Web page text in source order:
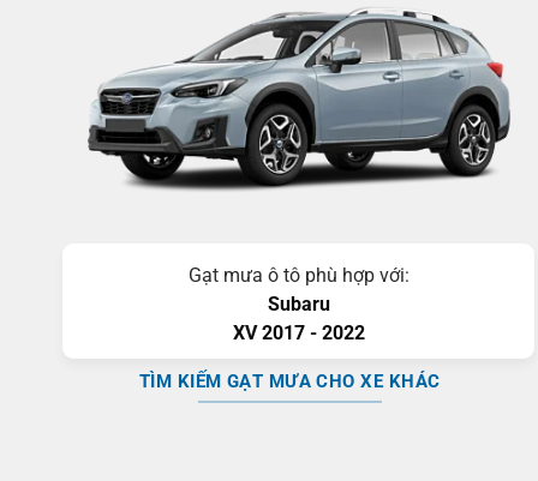
Gạt mưa ô tô phù hợp với:
Subaru
XV 2017 - 2022
TÌM KIẾM GẠT MƯA CHO XE KHÁC